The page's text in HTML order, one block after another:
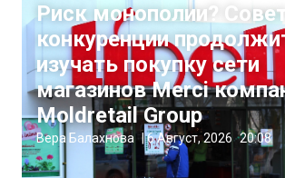
Риск монополии? Совет
конкуренции
изучать покупку сети
магазинов Merci
Moldretail Group
Вера Балахнова | 6 Август, 2026 20:08